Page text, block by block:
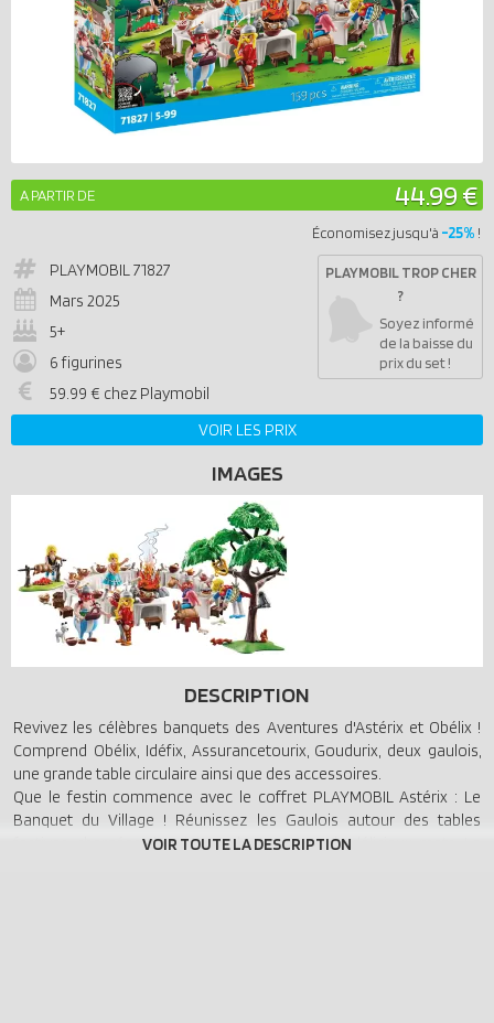
A PARTIR DE 44.99 €
Économisez jusqu'à -25% !
PLAYMOBIL71827
Mars 2025
5+
6 figurines
59.99 € chez Playmobil
PLAYMOBIL TROP CHER
?
Soyez informé
de la baisse du
prix du set !
VOIR LES PRIX
IMAGES
DESCRIPTION
Revivez les célèbres banquets des Aventures d'Astérix et Obélix !
Comprend Obélix, Idéfix, Assurancetourix, Goudurix, deux gaulois,
une grande table circulaire ainsi que des accessoires.
Que le festin commence avec le coffret PLAYMOBIL Astérix : Le
Banquet du Village ! Réunissez les Gaulois autour des tables
festives, chargées d'assiettes, de tasses et de délicieux mets. La